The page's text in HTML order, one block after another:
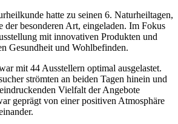
hatte zu seinen 6. Naturheiltagen,
der besonderen Art, eingeladen. Im Fokus
mit innovativen Produkten und
Gesundheit und Wohlbefinden.
mit 44 Ausstellern optimal ausgelastet.
strömten an beiden Tagen hinein und
Vielfalt der Angebote
geprägt von einer positiven Atmosphäre